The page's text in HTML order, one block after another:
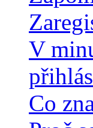
V
Co